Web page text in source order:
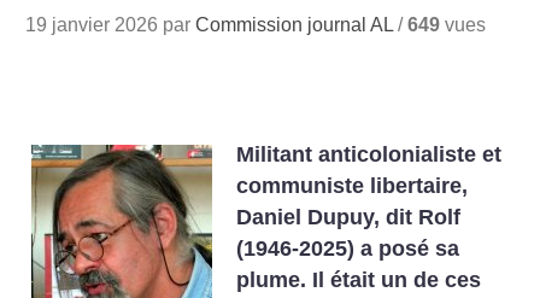
19 janvier 2026 parCommission journal AL /649 vues
Militant anticolonialiste et
communiste libertaire,
Daniel Dupuy, dit Rolf
(1946-2025) a posé sa
plume. Il était un de ces